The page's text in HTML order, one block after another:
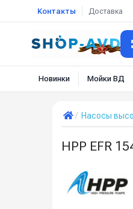
Контакты Доставка
Новинки Мойки ВД
Насосы
HPP EFR